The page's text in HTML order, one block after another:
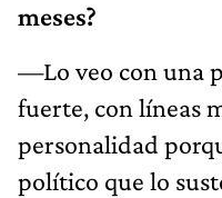
meses?
—Lo veo con una
fuerte, con líneas
personalidad
político que lo